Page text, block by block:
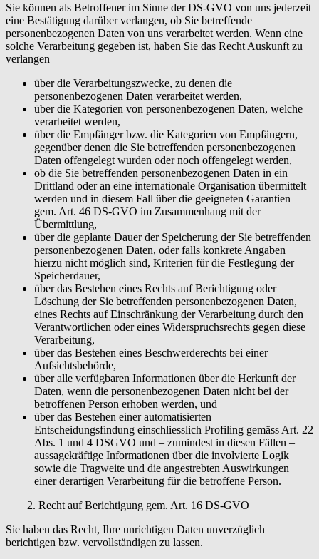
Sie können als Betroffener im Sinne der DS-GVO von uns jederzeit
eine Bestätigung darüber verlangen, ob Sie betreffende
personenbezogenen Daten von uns verarbeitet werden. Wenn eine
solche Verarbeitung gegeben ist, haben Sie das Recht Auskunft zu
verlangen
über die Verarbeitungszwecke, zu denen die
personenbezogenen Daten verarbeitet werden,
über die Kategorien von personenbezogenen Daten, welche
verarbeitet werden,
über die Empfänger bzw. die Kategorien von Empfängern,
gegenüber denen die Sie betreffenden personenbezogenen
Daten offengelegt wurden oder noch offengelegt werden,
ob die Sie betreffenden personenbezogenen Daten in ein
Drittland oder an eine internationale Organisation übermittelt
werden und in diesem Fall über die geeigneten Garantien
gem. Art. 46 DS-GVO im Zusammenhang mit der
Übermittlung,
über die geplante Dauer der Speicherung der Sie betreffenden
personenbezogenen Daten, oder falls konkrete Angaben
hierzu nicht möglich sind, Kriterien für die Festlegung der
Speicherdauer,
über das Bestehen eines Rechts auf Berichtigung oder
Löschung der Sie betreffenden personenbezogenen Daten,
eines Rechts auf Einschränkung der Verarbeitung durch den
Verantwortlichen oder eines Widerspruchsrechts gegen diese
Verarbeitung,
über das Bestehen eines Beschwerderechts bei einer
Aufsichtsbehörde,
über alle verfügbaren Informationen über die Herkunft der
Daten, wenn die personenbezogenen Daten nicht bei der
betroffenen Person erhoben werden, und
über das Bestehen einer automatisierten
Entscheidungsfindung einschliesslich Profiling gemäss Art. 22
Abs. 1 und 4 DSGVO und – zumindest in diesen Fällen –
aussagekräftige Informationen über die involvierte Logik
sowie die Tragweite und die angestrebten Auswirkungen
einer derartigen Verarbeitung für die betroffene Person.
2. Recht auf Berichtigung gem. Art. 16 DS-GVO
Sie haben das Recht, Ihre unrichtigen Daten unverzüglich
berichtigen bzw. vervollständigen zu lassen.